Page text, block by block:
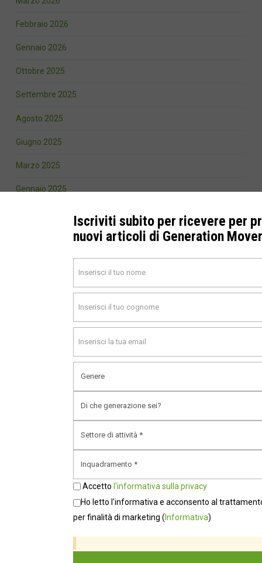
Febbraio 2026
Gennaio 2026
Ottobre 2025
Settembre 2025
Agosto 2025
Giugno 2025
Marzo 2025
Gennaio 2025
Novembre 2024
Iscriviti subito per ricevere per
nuovi articoli di Generation
Accetto l'informativa sulla privacy
Ho letto l'informativa e acconsento al
per finalità di marketing ( Informativa)